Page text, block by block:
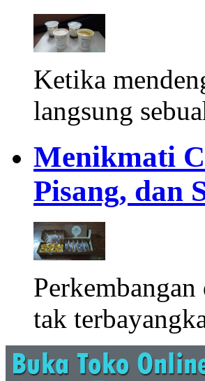
Ketika
langsung
Menikmati
Pisang, dan
tak